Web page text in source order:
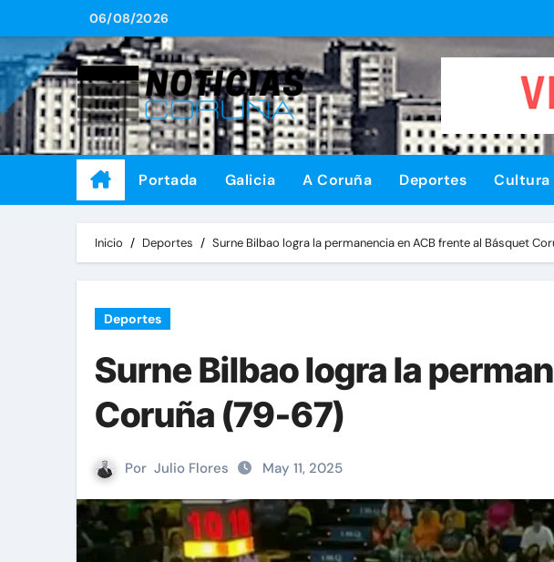
al
contenido
06/08/2026
Portada Galicia A Coruña Deportes Cultura
Inicio Deportes Surne Bilbao logra la permanencia en ACB frente al Básquet
Deportes
Surne Bilbao logra la
Coruña (79-67)
Por Julio Flores May 11, 2025